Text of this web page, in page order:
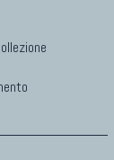
Antichi: Kazak
Antichi: Karabagh
Antichi : Shirvan
Vecchi E Nuovi